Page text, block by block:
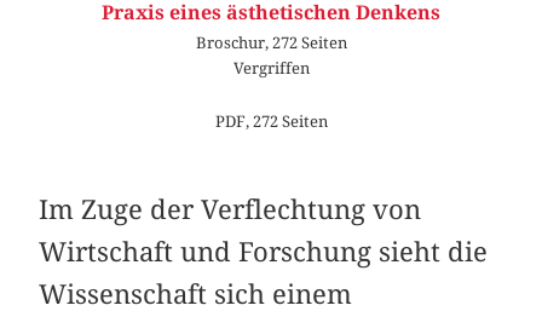
Praxis eines ästhetischen Denkens
Broschur, 272 Seiten
Vergriffen
PDF, 272 Seiten
Im Zuge der Verflechtung von
Wirtschaft und Forschung sieht die
Wissenschaft sich einem